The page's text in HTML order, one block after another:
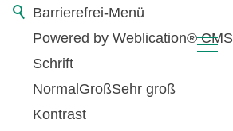
Barrierefrei-Menü
Powered by Weblication® CMS
Schrift
Normal GroßSehr groß
Kontrast